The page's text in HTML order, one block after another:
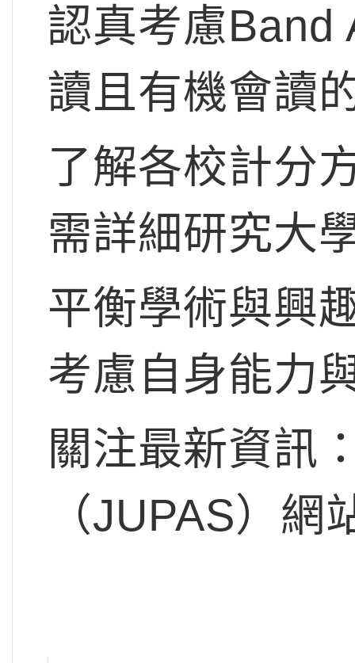
認真考慮Band
讀且有機會讀
了解各校計分
需詳細研究大
平衡學術與興
考慮自身能力
關注最新資訊
（JUPAS）